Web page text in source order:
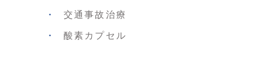
交通事故治療
酸素カプセル